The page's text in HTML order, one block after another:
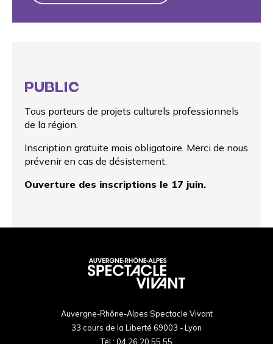
PUBLIC
Tous porteurs de projets culturels professionnels
de la région.
Inscription gratuite mais obligatoire. Merci de nous
prévenir en cas de désistement.
Ouverture des inscriptions le 17 juin.
Auvergne-Rhône-Alpes Spectacle Vivant
33 cours de la Liberté 69003 - Lyon
Tél : 04 26 20 55 55